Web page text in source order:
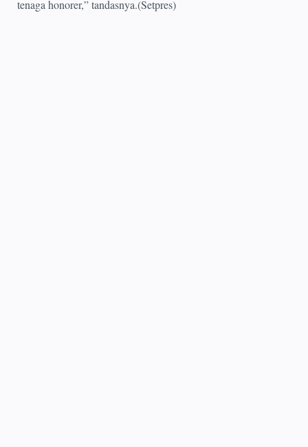
tenaga honorer,” tandasnya.(Setpres)